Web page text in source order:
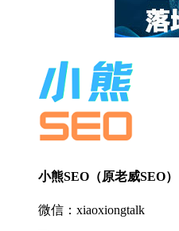
小熊SEO（原老威SEO）
微信：xiaoxiongtalk